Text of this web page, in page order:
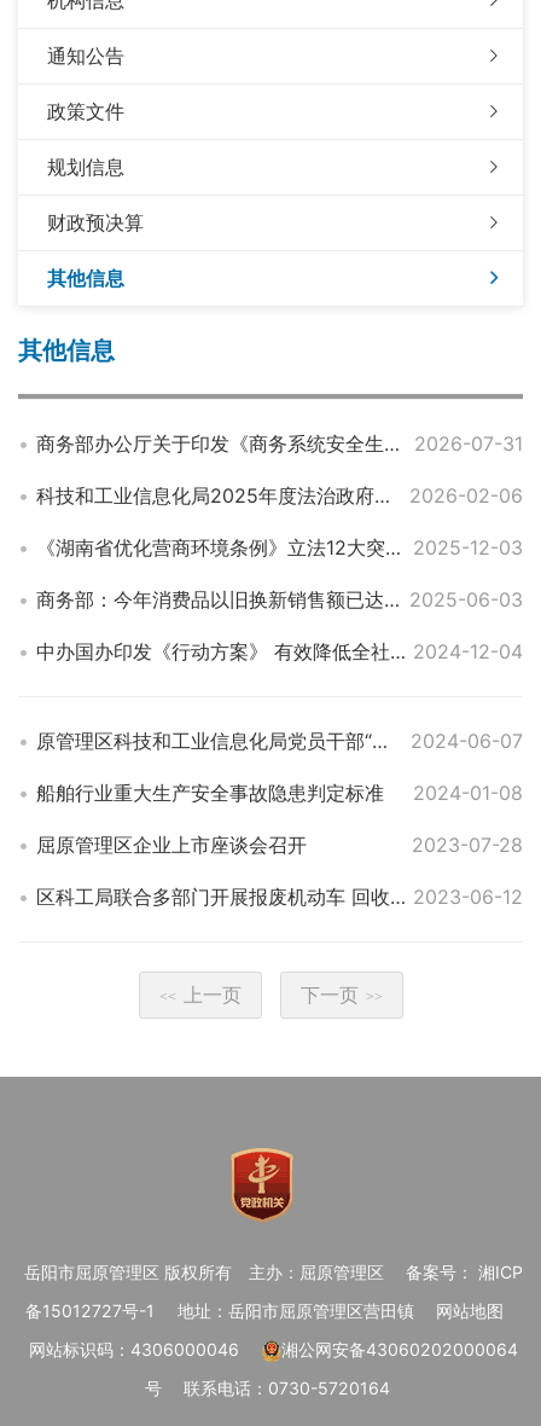
通知公告
政策文件
规划信息
财政预决算
其他信息
其他信息
商务部办公厅关于印发《商务系统安全生产风险隐患事项清单》的通知 2026-07-31
科技和工业信息化局2025年度法治政府建设报告 2026-02-06
《湖南省优化营商环境条例》立法12大突出亮点 2025-12-03
商务部：今年消费品以旧换新销售额已达1.1万亿 2025-06-03
中办国办印发《行动方案》 有效降低全社会物流成本 2024-12-04
原管理区科技和工业信息化局党员干部“守底线、防风险，以正确方式履职用权” 正面清单 2024-06-07
船舶行业重大生产安全事故隐患判定标准 2024-01-08
屈原管理区企业上市座谈会召开 2023-07-28
区科工局联合多部门开展报废机动车 回收拆解行业监管专项检查 2023-06-12
<< 上一页 下一页 >>
岳阳市屈原管理区 版权所有 主办：屈原管理区
备案号： 湘ICP
备15012727号-1
地址：岳阳市屈原管理区营田镇
网站地图
网站标识码：4306000046
湘公网安备43060202000064
号
联系电话：0730-5720164